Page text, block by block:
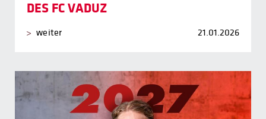
DES FC VADUZ
weiter 21.01.2026